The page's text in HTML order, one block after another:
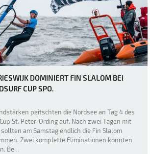
DOMINIERT FIN SLALOM BEI
CUP SPO.
peitschten die Nordsee an Tag 4 des
St. Peter-Ording auf. Nach zwei Tagen mit
am Samstag endlich die Fin Slalom
Zwei komplette Eliminationen konnten
Be…